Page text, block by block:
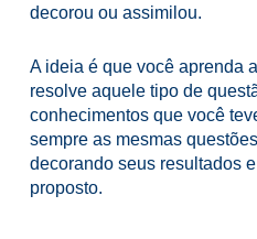
decorou ou assimilou.
A ideia é que você aprenda
resolve aquele tipo de
conhecimentos que você
sempre as mesmas
decorando seus resultados
proposto.